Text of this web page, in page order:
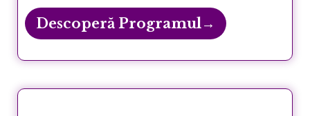
Descoperă Programul→